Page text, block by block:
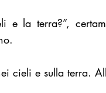
la terra?”,
cieli e sulla terra.